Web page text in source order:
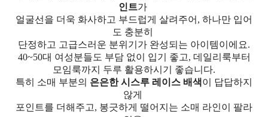
인트가
얼굴선을 더욱 화사하고 부드럽게 살려주어, 하나만 입어
도 충분히
단정하고 고급스러운 분위기가 완성되는 아이템이에요.
40~50대 여성분들도 부담 없이 입기 좋고, 데일리룩부터
모임룩까지 두루 활용하시기 좋습니다.
특히 소매 부분의 은은한 시스루 레이스 배색이 답답하지
않게
포인트를 더해주고, 봉긋하게 떨어지는 소매 라인이 팔라